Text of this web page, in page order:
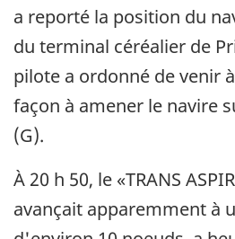
a reporté la position du
du terminal céréalier de
pilote a ordonné de venir
façon à amener le navire
(G).
À 20 h 50, le «TRANS
avançait apparemment à